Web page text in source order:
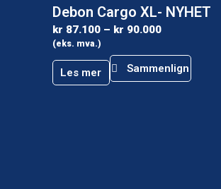
Debon Cargo XL- NYHET
kr 87.100 – kr 90.000
(eks. mva.)
Les mer Sammenlign